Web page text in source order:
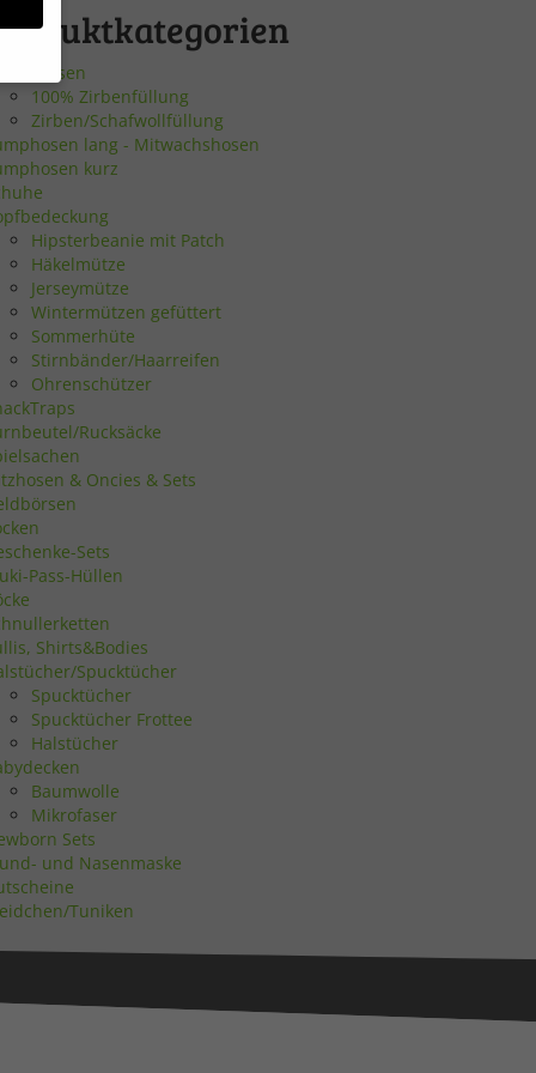
100% Zirbenfüllung
Zirben/Schafwollfüllung
lang - Mitwachshosen
kurz
Hipsterbeanie mit Patch
Häkelmütze
Jerseymütze
Wintermützen gefüttert
Sommerhüte
Stirnbänder/Haarreifen
Ohrenschützer
Rucksäcke
& Oncies & Sets
Sets
Pass-Hüllen
Shirts&Bodies
Spucktücher
Spucktücher
Spucktücher Frottee
Halstücher
Baumwolle
Mikrofaser
Sets
und Nasenmaske
Tuniken
Zurück
Statistiken
Marketing
Externe Medien